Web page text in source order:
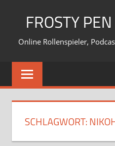
FROSTY
Online Rollenspieler,
SCHLAGWORT: